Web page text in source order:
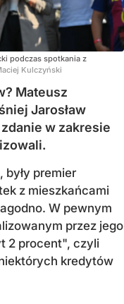
podczas spotkania z
Kulczyński
Mateusz
Jarosław
w zakresie
były premier
z mieszkańcami
W pewnym
przez jego
2 procent", czyli
kredytów